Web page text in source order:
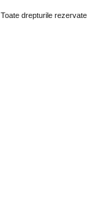
Toate drepturile rezervate